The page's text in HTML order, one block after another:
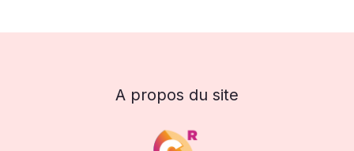
A propos du site